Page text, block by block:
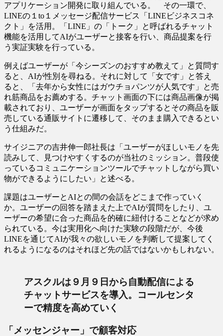
アプリケーション開発に取り組んでいる。 その一環で、
LINEの１to１メッセージ配信サービス「LINEビジネスコネ
クト」を活用。「LINE」の「トーク」と呼ばれるチャット
機能を活用してAIがユーザーと接客を行い、商品提案を行
う実証実験を行っている。
例えばユーザーが「今シーズンのおすすめ教えて」と質問す
ると、AIが性別を尋ねる。それに対して「女です」と答え
ると、「去年から女性にはガウチョパンツが人気です」と売
れ筋商品をお薦めする。チャット画面の下には商品画像が掲
載されており、ユーザーが画面をタップするとその商品を販
売している通販サイトに遷移して、そのまま購入できるとい
う仕組みだ。
サイジニアの吉井伸一郎社長は「ユーザーがほしいモノを先
読みして、見つけやすくするのが当社のミッション。普段使
っているコミュニケーションツールでチャットしながら買い
物ができるようにしたい」と述べる。
課題はユーザーとAIとの間の会話をどこまで作っていく
か。ユーザーの回答を踏まえた上でAIが質問をしたり、ユ
ーザーの希望に合った商品を的確に紐付けることなどが求め
られている。今は実用化へ向けた実験の段階だが、今後
LINEを通じてAIが我々の欲しいモノを判断して提案してく
れるようになるのはそれほど先の話ではないかもしれない。
アスクルは９月９日から自動配信による
チャットサービスを導入。コールセンタ
ーで精度を高めていく
「メッセンジャー」で顧客対応